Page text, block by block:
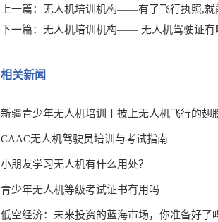
上一篇： 无人机培训机构——有了飞行执照,就
下一篇： 无人机培训机构—— 无人机驾驶证有
相关新闻
CAAC无人机驾驶员培训与考试指南
小朋友学习无人机有什么用处？
青少年无人机等级考试证书有用吗
低空经济：未来投资的蓝海市场，你准备好了